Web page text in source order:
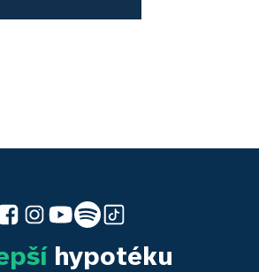
hypotéku